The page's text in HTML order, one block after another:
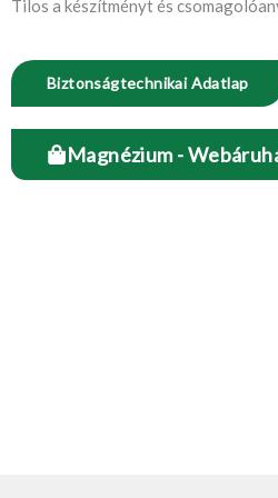
Tilos a készítményt és
Biztonságtechnikai Adatlap
Magnézium -